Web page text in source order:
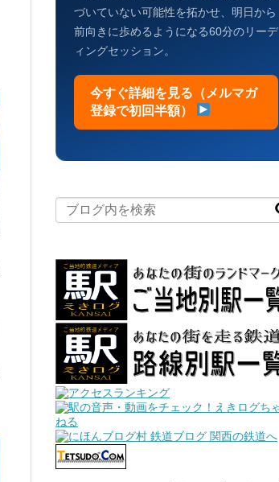
づいていない可能性を拓かせ、明日から
前向きに歩めるようになる60分のリーデ
ィングセッション。
今すぐ詳細を見る（メルマガ
登録で初回半額）